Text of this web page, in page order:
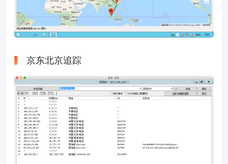
京东北京追踪